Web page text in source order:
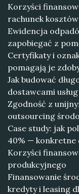
Korzyści
rachunek
Ewidencja
zapobiegać z
Certyfikaty i
pomagają je
Jak budować
dostawcami
Zgodność z
outsourcing
Case study: jak
40% — konkretne
Korzyści
produkcyjnego
Finansowanie
kredyty i leasing